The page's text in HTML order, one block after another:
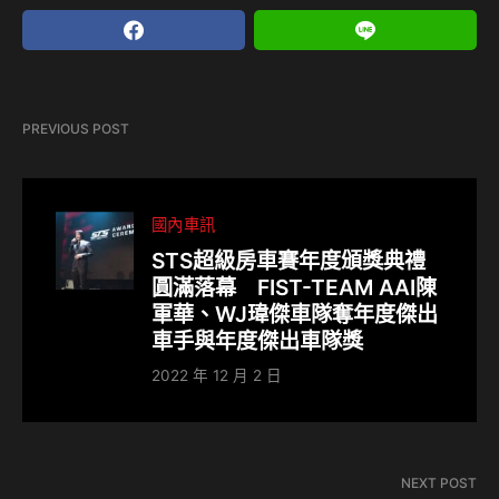
PREVIOUS POST
國內車訊
STS超級房車賽年度頒獎典禮
圓滿落幕 FIST-TEAM AAI陳
軍華、WJ瑋傑車隊奪年度傑出
車手與年度傑出車隊獎
2022 年 12 月 2 日
NEXT POST